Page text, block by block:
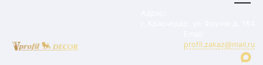
profil.zakaz@mail.ru